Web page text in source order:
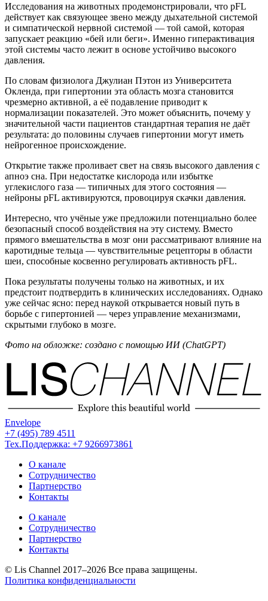
Исследования на животных продемонстрировали, что pFL
действует как связующее звено между дыхательной системой
и симпатической нервной системой — той самой, которая
запускает реакцию «бей или беги». Именно гиперактивация
этой системы часто лежит в основе устойчиво высокого
давления.
По словам физиолога Джулиан Пэтон из Университета
Окленда, при гипертонии эта область мозга становится
чрезмерно активной, а её подавление приводит к
нормализации показателей. Это может объяснить, почему у
значительной части пациентов стандартная терапия не даёт
результата: до половины случаев гипертонии могут иметь
нейрогенное происхождение.
Открытие также проливает свет на связь высокого давления с
апноэ сна. При недостатке кислорода или избытке
углекислого газа — типичных для этого состояния —
нейроны pFL активируются, провоцируя скачки давления.
Интересно, что учёные уже предложили потенциально более
безопасный способ воздействия на эту систему. Вместо
прямого вмешательства в мозг они рассматривают влияние на
каротидные тельца — чувствительные рецепторы в области
шеи, способные косвенно регулировать активность pFL.
Пока результаты получены только на животных, и их
предстоит подтвердить в клинических исследованиях. Однако
уже сейчас ясно: перед наукой открывается новый путь в
борьбе с гипертонией — через управление механизмами,
скрытыми глубоко в мозге.
Фото на обложке: создано с помощью ИИ (ChatGPT)
Envelope
+7 (495) 789 4511
Тех.Поддержка: +7 9266973861
О канале
Сотрудничество
Партнерство
Контакты
О канале
Сотрудничество
Партнерство
Контакты
© Lis Channel 2017–2026 Все права защищены.
Политика конфиденциальности